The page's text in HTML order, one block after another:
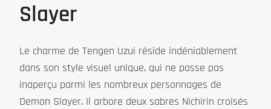
Slayer
Le charme de Tengen Uzui réside indéniablement
dans son style visuel unique, qui ne passe pas
inaperçu parmi les nombreux personnages de
Demon Slayer. Il arbore deux sabres Nichirin croisés